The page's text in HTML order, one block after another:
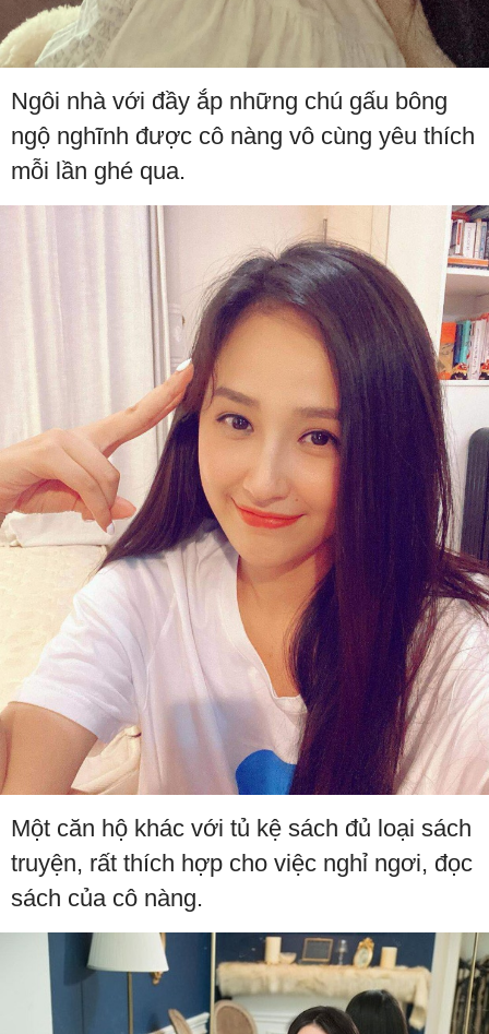
Ngôi nhà với đầy ắp những chú gấu bông
ngộ nghĩnh được cô nàng vô cùng yêu thích
mỗi lần ghé qua.
Một căn hộ khác với tủ kệ sách đủ loại sách
truyện, rất thích hợp cho việc nghỉ ngơi, đọc
sách của cô nàng.